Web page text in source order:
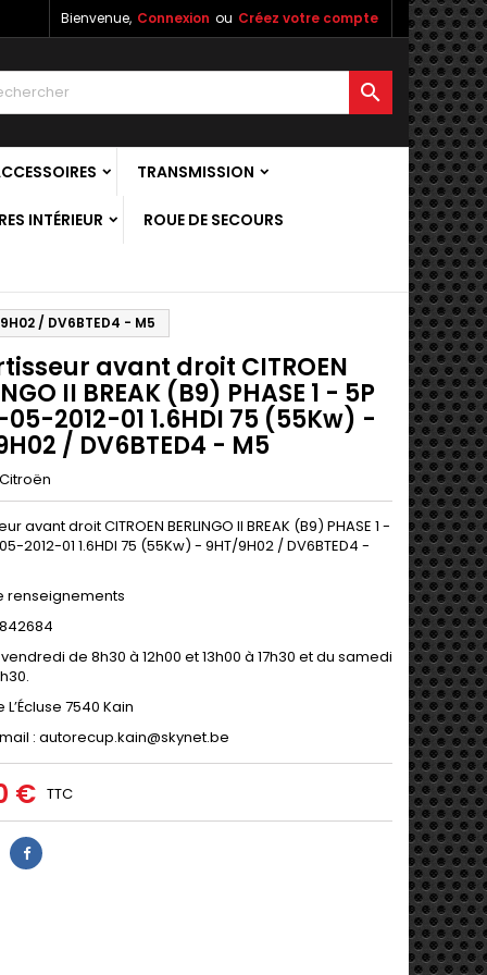
Bienvenue, Connexion ou Créez votre compte

TRANSMISSION
INTÉRIEUR ROUE DE SECOURS
/ DV6BTED4 - M5
avant droit CITROEN
II BREAK (B9) PHASE 1 - 5P
2012-01 1.6HDI 75 (55Kw) -
/ DV6BTED4 - M5
Citroën
avant droit CITROEN BERLINGO II BREAK (B9) PHASE 1 -
2012-01 1.6HDI 75 (55Kw) - 9HT/9H02 / DV6BTED4 -
renseignements
de 8h30 à 12h00 et 13h00 à 17h30 et du samedi
L’Écluse 7540 Kain
: autorecup.kain@skynet.be
€ TTC